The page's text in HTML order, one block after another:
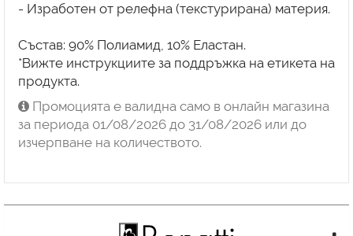
- Изработен от релефна (текстурирана) материя.
Състав: 90% Полиамид, 10% Еластан.
*Вижте инструкциите за поддръжка на етикета на
продукта.
Промоцията е валидна само в онлайн магазина
за периода 01/08/2026 до 31/08/2026 или до
изчерпване на количеството.